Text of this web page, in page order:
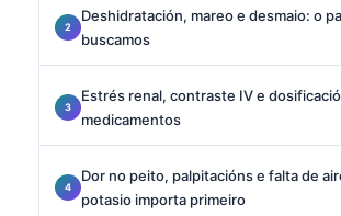
Deshidratación, mareo e desmaio: o
buscamos
Estrés renal, contraste IV e
medicamentos
Dor no peito, palpitacións e falta de
potasio importa primeiro